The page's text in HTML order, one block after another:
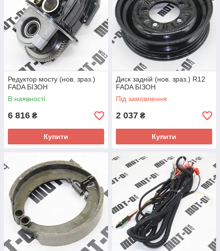
Редуктор мосту (нов. зраз.)
FADA БІЗОН
В наявності
6 816 ₴
Купити
Диск задній (нов. зраз.) R12
FADA БІЗОН
Під замовлення
2 037 ₴
Купити